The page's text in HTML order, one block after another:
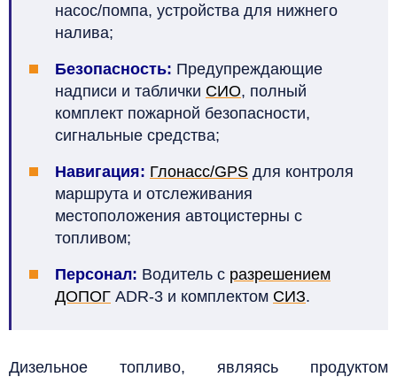
насос/помпа, устройства для нижнего
налива;
Безопасность: Предупреждающие
надписи и таблички СИО, полный
комплект пожарной безопасности,
сигнальные средства;
Навигация: Глонасс/GPS для контроля
маршрута и отслеживания
местоположения автоцистерны с
топливом;
Персонал: Водитель с разрешением
ДОПОГ ADR-3 и комплектом СИЗ.
Дизельное топливо, являясь продуктом